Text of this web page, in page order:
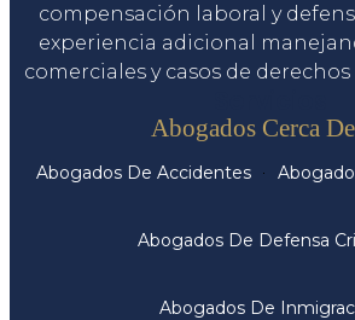
compensación laboral y
experiencia adicional
comerciales y casos de
Abogados Cerca
Abogados De Accidentes
Abogados De Defensa
Abogados De